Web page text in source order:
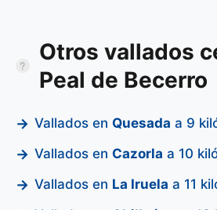
Otros vallados
Peal de Becerro
Vallados en Quesada a 9
Vallados en Cazorla a 10
Vallados en La Iruela a 11